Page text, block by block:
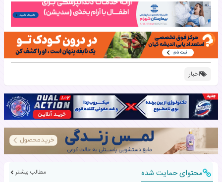
اخبار
محتوای حمایت شده مطالب بیشتر